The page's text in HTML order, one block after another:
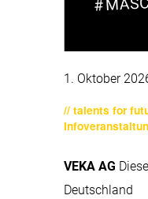
// talents for
1. Oktober
VEKA AG
Deutschland